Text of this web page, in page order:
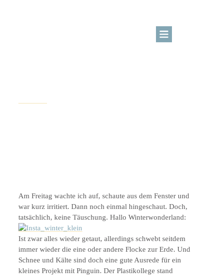
Am Freitag wachte ich auf, schaute aus dem Fenster und
war kurz irritiert. Dann noch einmal hingeschaut. Doch,
tatsächlich, keine Täuschung. Hallo Winterwonderland:
Ist zwar alles wieder getaut, allerdings schwebt seitdem
immer wieder die eine oder andere Flocke zur Erde. Und
Schnee und Kälte sind doch eine gute Ausrede für ein
kleines Projekt mit Pinguin. Der Plastikollege stand